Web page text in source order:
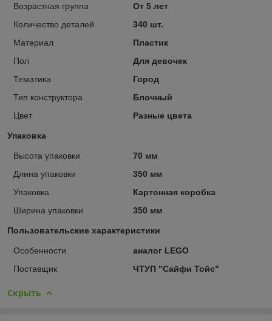
Возрастная группа
От 5 лет
Количество деталей
340 шт.
Материал
Пластик
Пол
Для девочек
Тематика
Город
Тип конструктора
Блочный
Цвет
Разные цвета
Упаковка
Высота упаковки
70 мм
Длина упаковки
350 мм
Упаковка
Картонная коробка
Ширина упаковки
350 мм
Пользовательские характеристики
Особенности
аналог LEGO
Поставщик
ЧТУП "Сайфи Тойс"
Скрыть